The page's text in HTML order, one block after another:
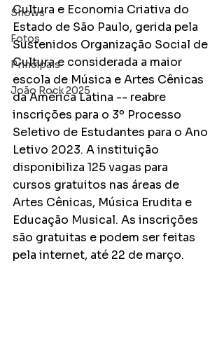
Shows
Fotos
Principais
João Rock 2025
Cultura e Economia Criativa do
Estado de São Paulo, gerida pela
Sustenidos Organização Social de
Cultura e considerada a maior
escola de Música e Artes Cênicas
da América Latina -- reabre
inscrições para o 3º Processo
Seletivo de Estudantes para o Ano
Letivo 2023. A instituição
disponibiliza 125 vagas para
cursos gratuitos nas áreas de
Artes Cênicas, Música Erudita e
Educação Musical. As inscrições
são gratuitas e podem ser feitas
pela internet, até 22 de março.